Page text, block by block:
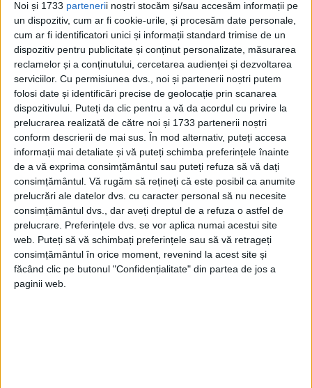
Noi și 1733 partenerii noștri stocăm și/sau accesăm informații pe
un dispozitiv, cum ar fi cookie-urile, și procesăm date personale,
cum ar fi identificatori unici și informații standard trimise de un
dispozitiv pentru publicitate și conținut personalizate, măsurarea
reclamelor și a conținutului, cercetarea audienței și dezvoltarea
serviciilor. Cu permisiunea dvs., noi și partenerii noștri putem
folosi date și identificări precise de geolocație prin scanarea
dispozitivului. Puteți da clic pentru a vă da acordul cu privire la
prelucrarea realizată de către noi și 1733 partenerii noștri
conform descrierii de mai sus. În mod alternativ, puteți accesa
informații mai detaliate și vă puteți schimba preferințele înainte
de a vă exprima consimțământul sau puteți refuza să vă dați
consimțământul. Vă rugăm să rețineți că este posibil ca anumite
prelucrări ale datelor dvs. cu caracter personal să nu necesite
consimțământul dvs., dar aveți dreptul de a refuza o astfel de
prelucrare. Preferințele dvs. se vor aplica numai acestui site
web. Puteți să vă schimbați preferințele sau să vă retrageți
consimțământul în orice moment, revenind la acest site și
făcând clic pe butonul "Confidențialitate" din partea de jos a
paginii web.
În 1974, legendara trupă suedeză ABBA câștiga Eurovisionul
cu melodia Waterloo. Dar oare câți mai știu azi că una din
membrele trupei,...
Macbeth-Regele Scoției. Un suveran nedreptățit de
Shakespeare
Personaj principal al tragediei omonime a lui William
Shakespeare, regele scoțian Macbeth (Macbethad),
contemporan cu alți eroi ca El Cid sau Wilhelm...